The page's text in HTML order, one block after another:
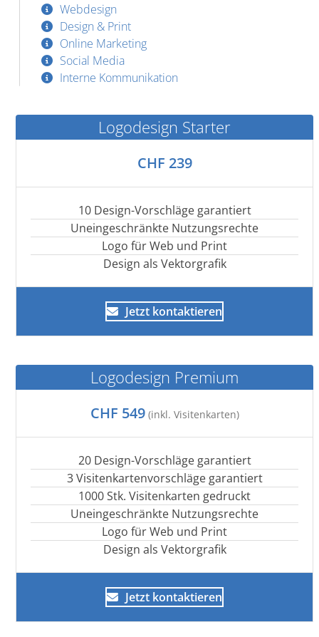
Webdesign
Design & Print
Online Marketing
Social Media
Interne Kommunikation
Logodesign Starter
CHF 239
10 Design-Vorschläge garantiert
Uneingeschränkte Nutzungsrechte
Logo für Web und Print
Design als Vektorgrafik
Jetzt kontaktieren
Logodesign Premium
CHF 549(inkl. Visitenkarten)
20 Design-Vorschläge garantiert
3 Visitenkartenvorschläge garantiert
1000 Stk. Visitenkarten gedruckt
Uneingeschränkte Nutzungsrechte
Logo für Web und Print
Design als Vektorgrafik
Jetzt kontaktieren